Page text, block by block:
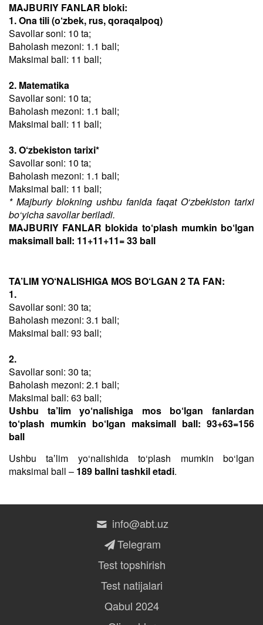
MAJBURIY FANLAR bloki:
1. Ona tili (o‘zbek, rus, qoraqalpoq)
Savollar soni: 10 ta;
Baholash mezoni: 1.1 ball;
Maksimal ball: 11 ball;
2. Matematika
Savollar soni: 10 ta;
Baholash mezoni: 1.1 ball;
Maksimal ball: 11 ball;
3. O‘zbekiston tarixi*
Savollar soni: 10 ta;
Baholash mezoni: 1.1 ball;
Maksimal ball: 11 ball;
* Majburiy blokning ushbu fanida faqat O‘zbekiston tarixi
bo‘yicha savollar beriladi.
MAJBURIY FANLAR blokida to‘plash mumkin bo‘lgan
maksimall ball: 11+11+11= 33 ball
TA’LIM YO‘NALISHIGA MOS BO‘LGAN 2 TA FAN:
1.
Savollar soni: 30 ta;
Baholash mezoni: 3.1 ball;
Maksimal ball: 93 ball;
2.
Savollar soni: 30 ta;
Baholash mezoni: 2.1 ball;
Maksimal ball: 63 ball;
Ushbu ta’lim yo‘nalishiga mos bo‘lgan fanlardan
to‘plash mumkin bo‘lgan maksimall ball: 93+63=156
ball
Ushbu taʼlim yo‘nalishida to‘plash mumkin bo‘lgan
maksimal ball – 189 ballni tashkil etadi.
info@abt.uz
Telegram
Test topshirish
Test natijalari
Qabul 2024